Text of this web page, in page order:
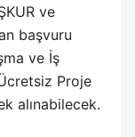
ve
başvuru
ve İş
Proje
alınabilecek.